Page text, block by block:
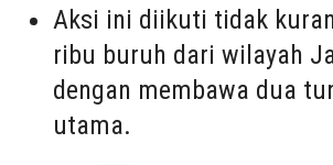
Aksi ini diikuti tidak
ribu buruh dari wilayah
dengan membawa dua
utama.